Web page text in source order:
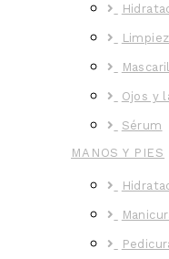
Ojos y
Sérum
MANOS Y PIES